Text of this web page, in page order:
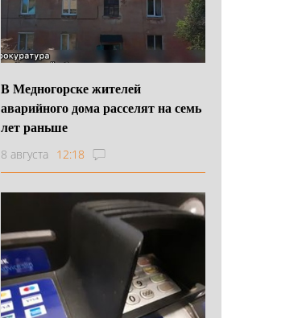
В Медногорске жителей
аварийного дома расселят на семь
лет раньше
8 августа 12:18